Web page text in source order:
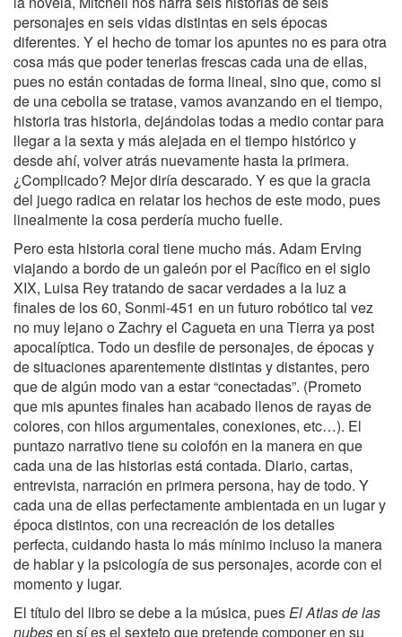
personajes en seis vidas distintas en seis épocas
diferentes. Y el hecho de tomar los apuntes no es para otra
cosa más que poder tenerlas frescas cada una de ellas,
pues no están contadas de forma lineal, sino que, como si
de una cebolla se tratase, vamos avanzando en el tiempo,
historia tras historia, dejándolas todas a medio contar para
llegar a la sexta y más alejada en el tiempo histórico y
desde ahí, volver atrás nuevamente hasta la primera.
¿Complicado? Mejor diría descarado. Y es que la gracia
del juego radica en relatar los hechos de este modo, pues
linealmente la cosa perdería mucho fuelle.
Pero esta historia coral tiene mucho más. Adam Erving
viajando a bordo de un galeón por el Pacífico en el siglo
XIX, Luisa Rey tratando de sacar verdades a la luz a
finales de los 60, Sonmi-451 en un futuro robótico tal vez
no muy lejano o Zachry el Cagueta en una Tierra ya post
apocalíptica. Todo un desfile de personajes, de épocas y
de situaciones aparentemente distintas y distantes, pero
que de algún modo van a estar “conectadas”. (Prometo
que mis apuntes finales han acabado llenos de rayas de
colores, con hilos argumentales, conexiones, etc…). El
puntazo narrativo tiene su colofón en la manera en que
cada una de las historias está contada. Diario, cartas,
entrevista, narración en primera persona, hay de todo. Y
cada una de ellas perfectamente ambientada en un lugar y
época distintos, con una recreación de los detalles
perfecta, cuidando hasta lo más mínimo incluso la manera
de hablar y la psicología de sus personajes, acorde con el
momento y lugar.
El título del libro se debe a la música, puesEl Atlas de las
nubesen sí es el sexteto que pretende componer en su